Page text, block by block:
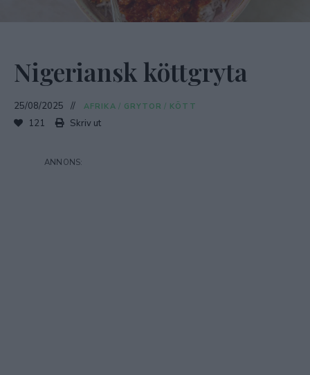
Nigeriansk köttgryta
25/08/2025 AFRIKA / GRYTOR / KÖTT
121 Skriv ut